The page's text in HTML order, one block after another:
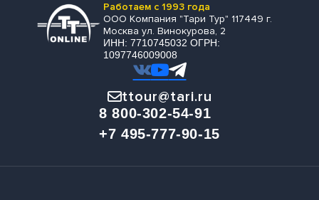
Работаем с 1993 года
ООО Компания "Тари Тур" 117449 г.
Москва ул. Винокурова, 2
ИНН: 7710745032 ОГРН:
1097746009008
ttour@tari.ru
8 800-302-54-91
+7 495-777-90-15